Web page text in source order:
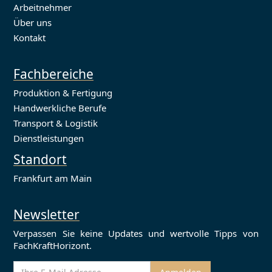
Arbeitnehmer
Über uns
Kontakt
Fachbereiche
Produktion & Fertigung
Handwerkliche Berufe
Transport & Logistik
Dienstleistungen
Standort
Frankfurt am Main
Newsletter
Verpassen Sie keine Updates und wertvolle Tipps von
FachKraftHorizont.